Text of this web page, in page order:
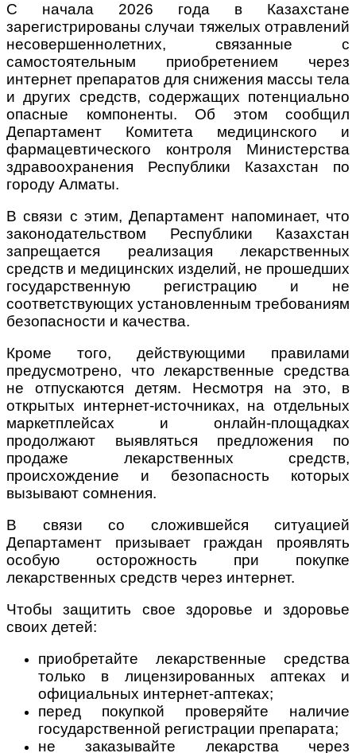
С начала 2026 года в Казахстане
зарегистрированы случаи тяжелых отравлений
несовершеннолетних, связанные с
самостоятельным приобретением через
интернет препаратов для снижения массы тела
и других средств, содержащих потенциально
опасные компоненты. Об этом сообщил
Департамент Комитета медицинского и
фармацевтического контроля Министерства
здравоохранения Республики Казахстан по
городу Алматы.
В связи с этим, Департамент напоминает, что
законодательством Республики Казахстан
запрещается реализация лекарственных
средств и медицинских изделий, не прошедших
государственную регистрацию и не
соответствующих установленным требованиям
безопасности и качества.
Кроме того, действующими правилами
предусмотрено, что лекарственные средства
не отпускаются детям. Несмотря на это, в
открытых интернет-источниках, на отдельных
маркетплейсах и онлайн-площадках
продолжают выявляться предложения по
продаже лекарственных средств,
происхождение и безопасность которых
вызывают сомнения.
В связи со сложившейся ситуацией
Департамент призывает граждан проявлять
особую осторожность при покупке
лекарственных средств через интернет.
Чтобы защитить свое здоровье и здоровье
своих детей:
приобретайте лекарственные средства
только в лицензированных аптеках и
официальных интернет-аптеках;
перед покупкой проверяйте наличие
государственной регистрации препарата;
не заказывайте лекарства через